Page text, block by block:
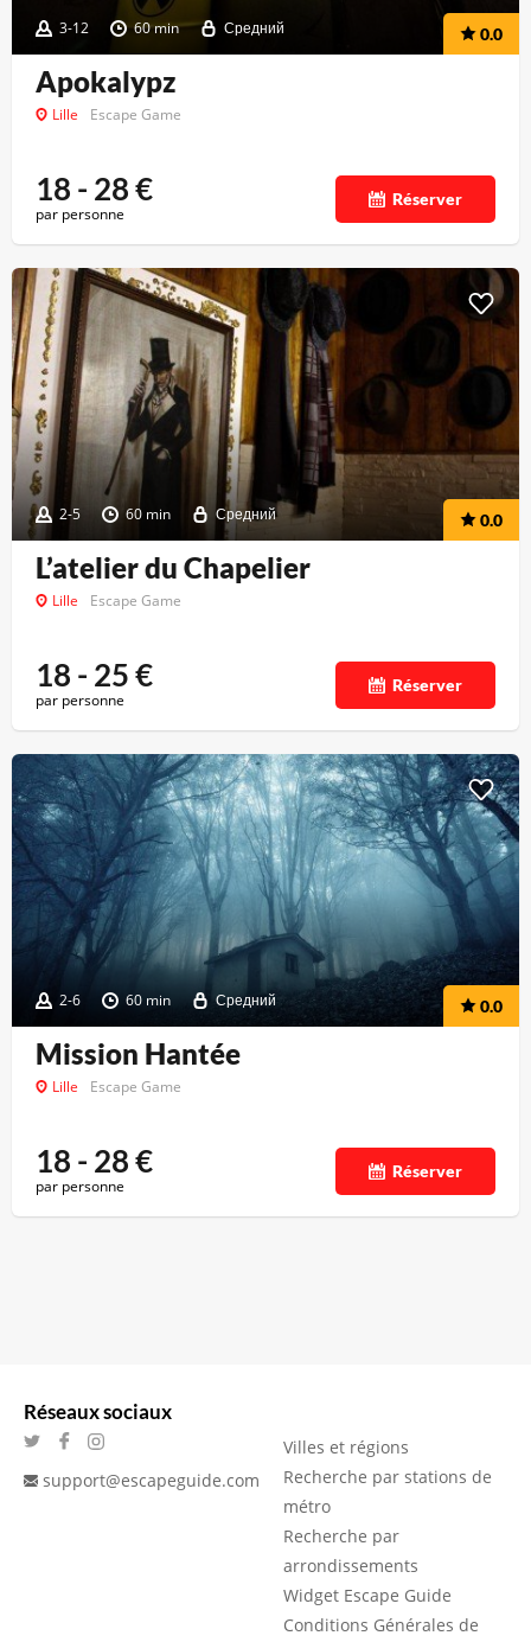
3-12 60 min Средний 0.0
Apokalypz
Lille Escape Game
18 - 28€
par personne
Réserver
2-5 60 min Средний 0.0
L’atelier du Chapelier
Lille Escape Game
18 - 25€
par personne
Réserver
2-6 60 min Средний 0.0
Mission Hantée
Lille Escape Game
18 - 28€
par personne
Réserver
Réseaux sociaux
support@escapeguide.com
Villes et régions
Recherche par stations de
métro
Recherche par
arrondissements
Widget Escape Guide
Conditions Générales de